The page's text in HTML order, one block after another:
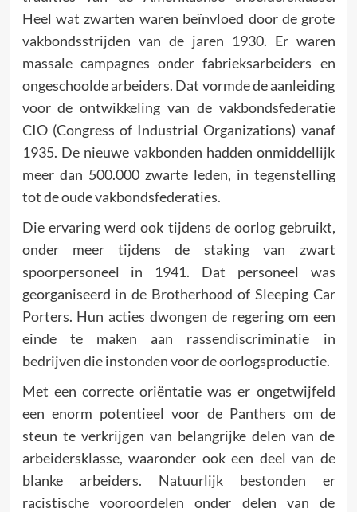
Heel wat zwarten waren beïnvloed door de grote
vakbondsstrijden van de jaren 1930. Er waren
massale campagnes onder fabrieksarbeiders en
ongeschoolde arbeiders. Dat vormde de aanleiding
voor de ontwikkeling van de vakbondsfederatie
CIO (Congress of Industrial Organizations) vanaf
1935. De nieuwe vakbonden hadden onmiddellijk
meer dan 500.000 zwarte leden, in tegenstelling
tot de oude vakbondsfederaties.
Die ervaring werd ook tijdens de oorlog gebruikt,
onder meer tijdens de staking van zwart
spoorpersoneel in 1941. Dat personeel was
georganiseerd in de Brotherhood of Sleeping Car
Porters. Hun acties dwongen de regering om een
einde te maken aan rassendiscriminatie in
bedrijven die instonden voor de oorlogsproductie.
Met een correcte oriëntatie was er ongetwijfeld
een enorm potentieel voor de Panthers om de
steun te verkrijgen van belangrijke delen van de
arbeidersklasse, waaronder ook een deel van de
blanke arbeiders. Natuurlijk bestonden er
racistische vooroordelen onder delen van de